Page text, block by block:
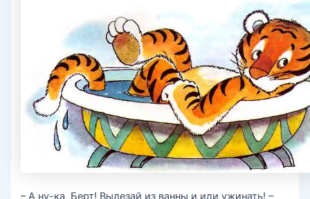
– А ну-ка, Берт! Вылезай из ванны и иди ужинать! –